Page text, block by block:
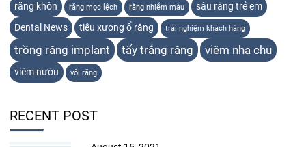
răng khôn răng mọc lệch răng nhiễm màu
sâu răng trẻ em
Dental News
tiêu xương ổ răng trải nghiệm khách hàng
trồng răng implant tẩy trắng răng viêm nha chu
viêm nướu vôi răng
RECENT POST